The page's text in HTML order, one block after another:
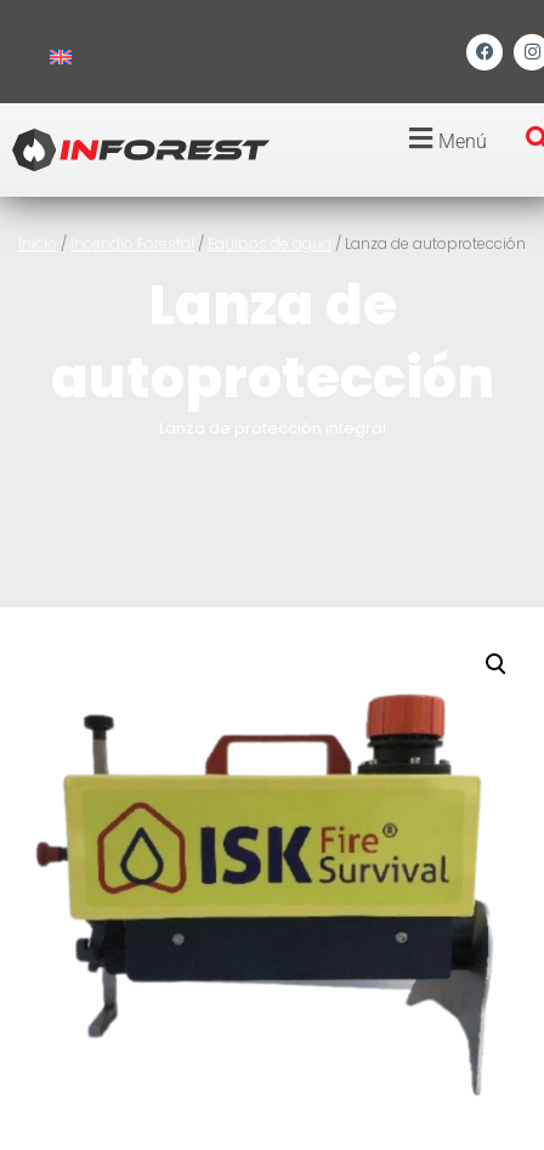
Menú
/ / / Lanza de autoprotección